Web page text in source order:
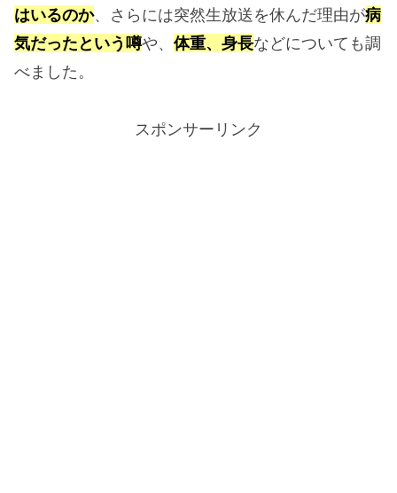
はいるのか、さらには突然生放送を休んだ理由が病
気だったという噂や、 体重、身長などについても調
べました。
スポンサーリンク